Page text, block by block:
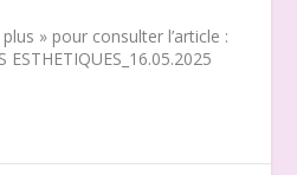
» pour consulter l’article :
ESTHETIQUES_16.05.2025